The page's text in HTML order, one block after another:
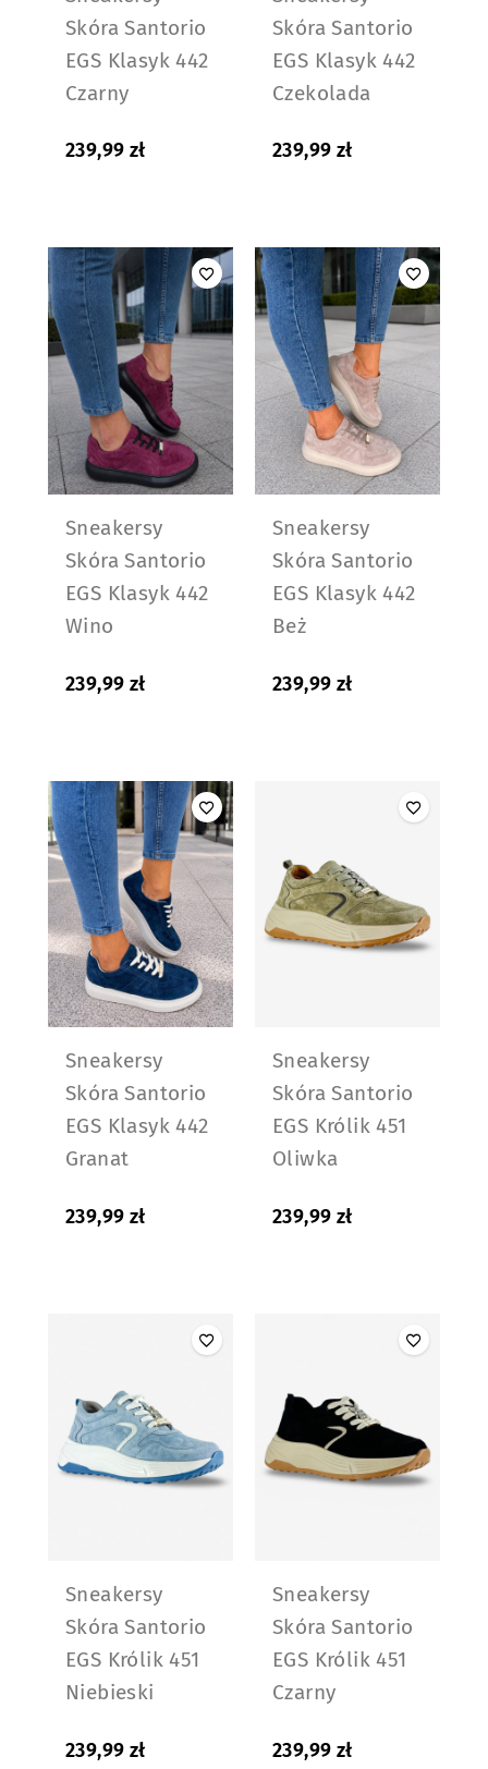
Skóra Santorio
EGS Klasyk 442
Czarny
239,99 zł
Skóra Santorio
EGS Klasyk 442
Czekolada
239,99 zł
Sneakersy
Skóra Santorio
EGS Klasyk 442
Wino
239,99 zł
Sneakersy
Skóra Santorio
EGS Klasyk 442
Beż
239,99 zł
Sneakersy
Skóra Santorio
EGS Klasyk 442
Granat
239,99 zł
Sneakersy
Skóra Santorio
EGS Królik 451
Oliwka
239,99 zł
Sneakersy
Skóra Santorio
EGS Królik 451
Niebieski
239,99 zł
Sneakersy
Skóra Santorio
EGS Królik 451
Czarny
239,99 zł